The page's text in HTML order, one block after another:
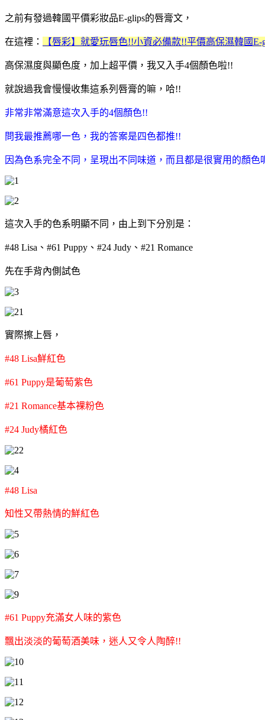
之前有發過韓國平價彩妝品E-glips的唇膏文，
在這裡： 【唇彩】就愛玩唇色!!小資必備款!!平價高保濕韓國
高保濕度與顯色度，加上超平價，我又入手4個顏色啦!!
就說過我會慢慢收集這系列唇膏的嘛，哈!!
非常非常滿意這次入手的4個顏色!!
問我最推薦哪一色，我的答案是四色都推!!
因為色系完全不同，呈現出不同味道，而且都是很實用的顏色
這次入手的色系明顯不同，由上到下分別是：
#48 Lisa、#61 Puppy、#24 Judy、#21 Romance
先在手背內側試色
實際擦上唇，
#48 Lisa鮮紅色
#61 Puppy是葡萄紫色
#21 Romance基本裸粉色
#24 Judy橘紅色
#48 Lisa
知性又帶熱情的鮮紅色
#61 Puppy充滿女人味的紫色
飄出淡淡的葡萄酒美味， 迷人又令人陶醉!!